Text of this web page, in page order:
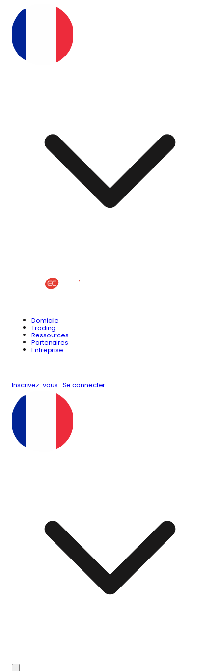
Domicile
Trading
Ressources
Partenaires
Entreprise
Inscrivez-vous Se connecter